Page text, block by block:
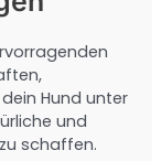
Hund unter
und
schaffen.